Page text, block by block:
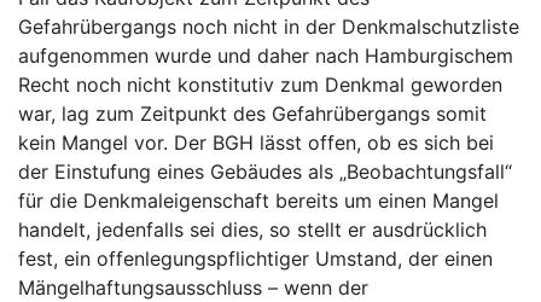
Gefahrübergangs noch nicht in der Denkmalschutzliste
aufgenommen wurde und daher nach Hamburgischem
Recht noch nicht konstitutiv zum Denkmal geworden
war, lag zum Zeitpunkt des Gefahrübergangs somit
kein Mangel vor. Der BGH lässt offen, ob es sich bei
der Einstufung eines Gebäudes als „Beobachtungsfall“
für die Denkmaleigenschaft bereits um einen Mangel
handelt, jedenfalls sei dies, so stellt er ausdrücklich
fest, ein offenlegungspflichtiger Umstand, der einen
Mängelhaftungsausschluss – wenn der